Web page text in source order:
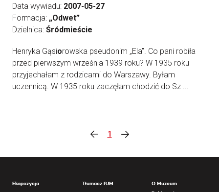
Data wywiadu: 2007-05-27
Formacja: „Odwet”
Dzielnica: Śródmieście
Henryka Gąsiorowska pseudonim „Ela”. Co pani robiła
przed pierwszym września 1939 roku? W 1935 roku
przyjechałam z rodzicami do Warszawy. Byłam
uczennicą. W 1935 roku zaczęłam chodzić do Sz ...
1
Ekspozycja Tłumacz PJM
O Muzeum